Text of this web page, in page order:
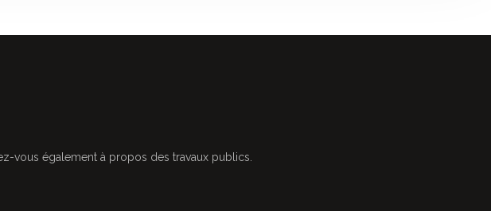
vous également à propos des travaux publics.